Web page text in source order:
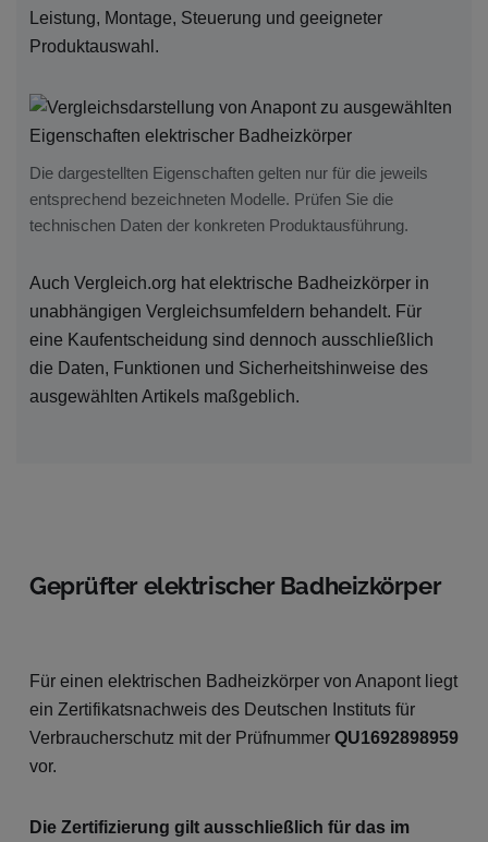
Leistung, Montage, Steuerung und geeigneter
Produktauswahl.
Die dargestellten Eigenschaften gelten nur für die jeweils
entsprechend bezeichneten Modelle. Prüfen Sie die
technischen Daten der konkreten Produktausführung.
Auch Vergleich.org hat elektrische Badheizkörper in
unabhängigen Vergleichsumfeldern behandelt. Für
eine Kaufentscheidung sind dennoch ausschließlich
die Daten, Funktionen und Sicherheitshinweise des
ausgewählten Artikels maßgeblich.
Geprüfter elektrischer Badheizkörper
Für einen elektrischen Badheizkörper von Anapont liegt
ein Zertifikatsnachweis des Deutschen Instituts für
Verbraucherschutz mit der Prüfnummer QU1692898959
vor.
Die Zertifizierung gilt ausschließlich für das im